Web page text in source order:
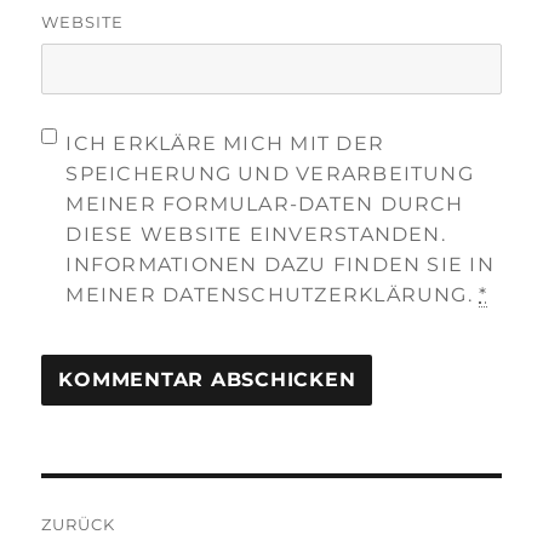
WEBSITE
ICH ERKLÄRE MICH MIT DER
SPEICHERUNG UND VERARBEITUNG
MEINER FORMULAR-DATEN DURCH
DIESE WEBSITE EINVERSTANDEN.
INFORMATIONEN DAZU FINDEN SIE IN
MEINER DATENSCHUTZERKLÄRUNG.*
ZURÜCK